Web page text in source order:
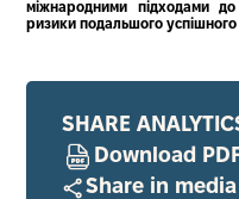
міжнародними підходами до
ризики подальшого
SHARE
Download
Share in media